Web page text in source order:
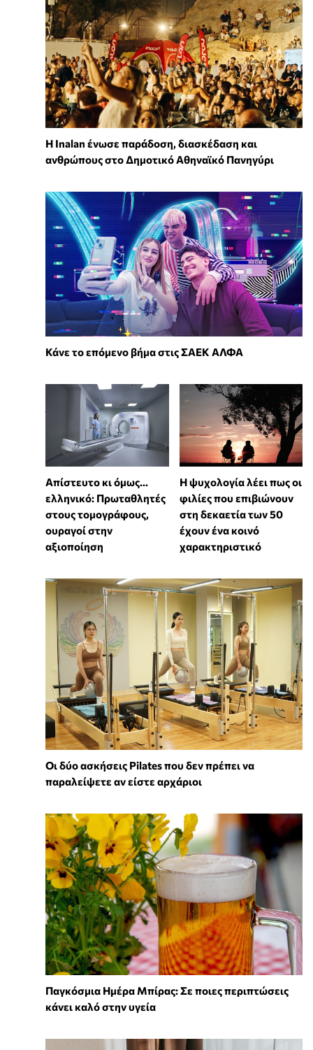
Η Inalan ένωσε παράδοση, διασκέδαση και
ανθρώπους στο Δημοτικό Αθηναϊκό Πανηγύρι
Κάνε το επόμενο βήμα στις ΣΑΕΚ ΑΛΦΑ
Απίστευτο κι όμως...
ελληνικό: Πρωταθλητές
στους τομογράφους,
ουραγοί στην
αξιοποίηση
⁠Η ψυχολογία λέει πως οι
φιλίες που επιβιώνουν
στη δεκαετία των 50
έχουν ένα κοινό
χαρακτηριστικό
Οι δύο ασκήσεις Pilates που δεν πρέπει να
παραλείψετε αν είστε αρχάριοι
Παγκόσμια Ημέρα Μπίρας: Σε ποιες περιπτώσεις
κάνει καλό στην υγεία